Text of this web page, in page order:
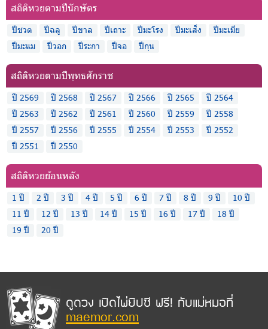
สถิติหวยตามปีนักษัตร
ปีชวด ปีฉลู ปีขาล ปีเถาะ ปีมะโรง ปีมะเส็ง
ปีมะเมีย
ปีมะแม
ปีวอก ปีระกา ปีจอ ปีกุน
สถิติหวยตามปีพุทธศักราช
ปี 2569 ปี 2568 ปี 2567 ปี 2566 ปี 2565
ปี 2564
ปี 2563
ปี 2562 ปี 2561 ปี 2560 ปี 2559
ปี 2558
ปี 2557
ปี 2556 ปี 2555 ปี 2554 ปี 2553
ปี 2552
ปี 2551
ปี 2550
สถิติหวยย้อนหลัง
1 ปี 2 ปี 3 ปี 4 ปี 5 ปี 6 ปี 7 ปี 8 ปี 9 ปี
10 ปี
11 ปี
12 ปี 13 ปี 14 ปี 15 ปี 16 ปี 17 ปี
18 ปี
19 ปี
20 ปี
ดูดวง เปิดไพ่ยิปซี ฟรี! กับแม่หมอที่
maemor.com